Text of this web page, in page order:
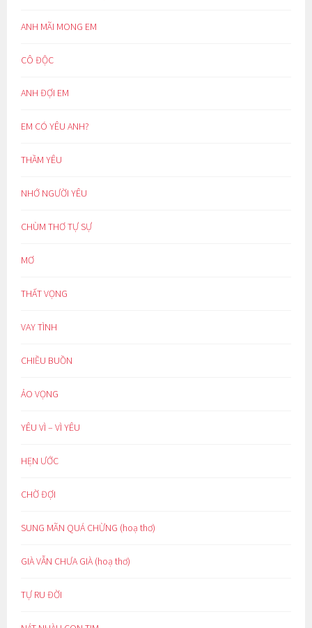
ANH MÃI MONG EM
CÔ ĐỘC
ANH ĐỢI EM
EM CÓ YÊU ANH?
THẦM YÊU
NHỚ NGƯỜI YÊU
CHÙM THƠ TỰ SỰ
MƠ
THẤT VỌNG
VAY TÌNH
CHIỀU BUỒN
ẢO VỌNG
YÊU VÌ – VÌ YÊU
HẸN ƯỚC
CHỜ ĐỢI
SUNG MÃN QUÁ CHỪNG (hoạ thơ)
GIÀ VẪN CHƯA GIÀ (hoạ thơ)
TỰ RU ĐỜI